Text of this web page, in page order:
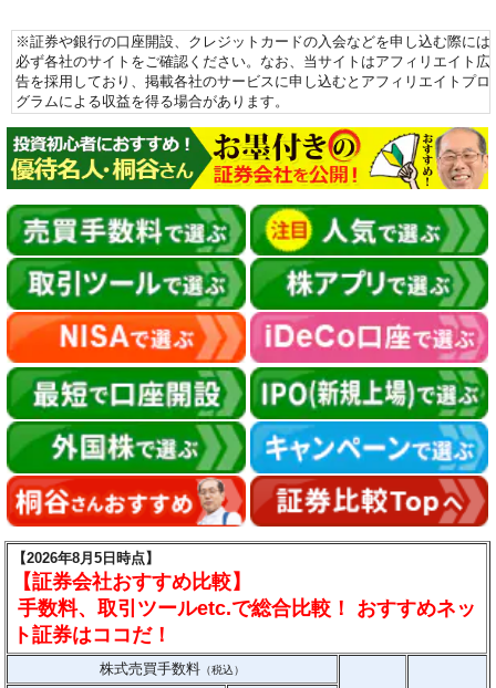
※証券や銀行の口座開設、クレジットカードの入会などを申し込む際には
必ず各社のサイトをご確認ください。なお、当サイトはアフィリエイト広
告を採用しており、掲載各社のサービスに申し込むとアフィリエイトプロ
グラムによる収益を得る場合があります。
【2026年8月5日時点】
【証券会社おすすめ比較】
手数料、取引ツールetc.で総合比較！ おすすめネッ
ト証券はココだ！
株式売買手数料 （税込）